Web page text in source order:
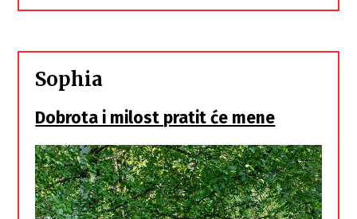
Sophia
Dobrota i milost pratit će mene